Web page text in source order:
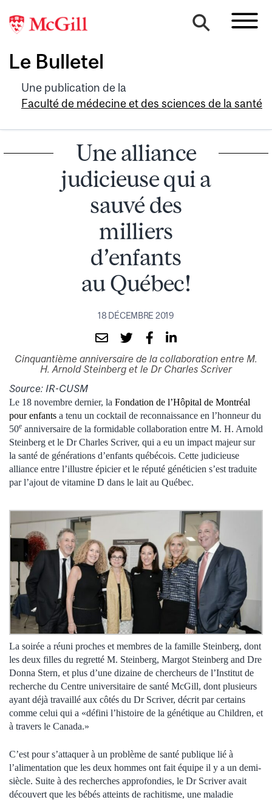
Le Bulletel
Une publication de la
Faculté de médecine et des sciences de la santé
Une alliance
judicieuse qui a
sauvé des
milliers
d’enfants
au Québec!
18 DÉCEMBRE 2019
Cinquantième anniversaire de la collaboration entre M.
H. Arnold Steinberg et le Dr Charles Scriver
Source: IR-CUSM
Le 18 novembre dernier, la Fondation de l’Hôpital de Montréal
pour enfants a tenu un cocktail de reconnaissance en l’honneur du
50e anniversaire de la formidable collaboration entre M. H. Arnold
Steinberg et le Dr Charles Scriver, qui a eu un impact majeur sur
la santé de générations d’enfants québécois. Cette judicieuse
alliance entre l’illustre épicier et le réputé généticien s’est traduite
par l’ajout de vitamine D dans le lait au Québec.
La soirée a réuni proches et membres de la famille Steinberg, dont
les deux filles du regretté M. Steinberg, Margot Steinberg and Dre
Donna Stern, et plus d’une dizaine de chercheurs de l’Institut de
recherche du Centre universitaire de santé McGill, dont plusieurs
ayant déjà travaillé aux côtés du Dr Scriver, décrit par certains
comme celui qui a «défini l’histoire de la génétique au Children, et
à travers le Canada.»
C’est pour s’attaquer à un problème de santé publique lié à
l’alimentation que les deux hommes ont fait équipe il y a un demi-
siècle. Suite à des recherches approfondies, le Dr Scriver avait
découvert que les bébés atteints de rachitisme, une maladie